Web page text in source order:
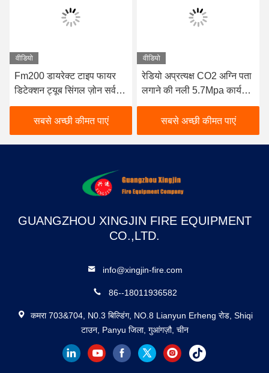
वीडियो
Fm200 डायरेक्ट टाइप फायर
डिटेक्शन ट्यूब सिंगल ज़ोन सर्वर
रूम / डेटा सेंटर के लिए
सबसे अच्छी कीमत पाएं
वीडियो
रेडियो अप्रत्यक्ष CO2 अग्नि पता
लगाने की नली 5.7Mpa कार्य
दबाव उच्च गुणवत्ता सस्ती कीमत
सबसे अच्छी कीमत पाएं
GUANGZHOU XINGJIN FIRE EQUIPMENT
CO.,LTD.
info@xingjin-fire.com
86--18011936582
कमरा 703&704, N0.3 बिल्डिंग, NO.8 Lianyun Erheng रोड, Shiqi
टाउन, Panyu जिला, गुआंगज़ौ, चीन